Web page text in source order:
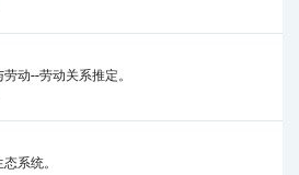
动--劳动关系推定。
系统。